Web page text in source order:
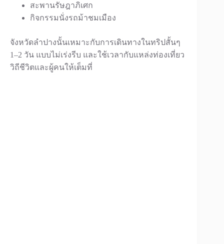
สะพานรัษฎาภิเศก
กิจกรรมนั่งรถม้าชมเมือง
จังหวัดลำปางนั้นเหมาะกับการเดินทางในทริปสั้นๆ
1–2 วัน แบบไม่เร่งรีบ และใช้เวลากับแหล่งท่องเที่ยว
วิถีชีวิตและผู้คนให้เต็มที่